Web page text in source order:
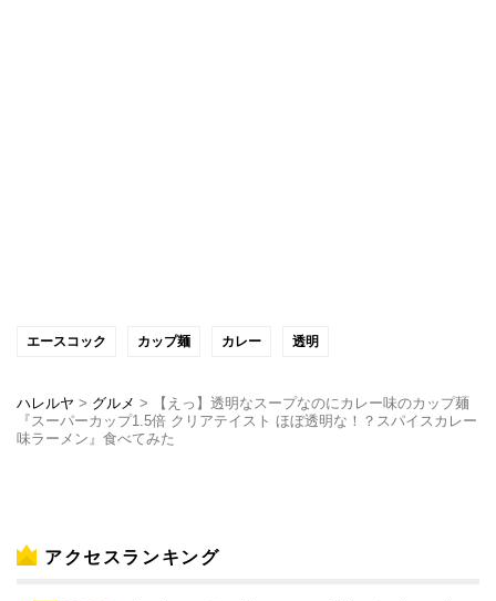
エースコック カップ麺 カレー 透明
ハレルヤ > グルメ >
【えっ】透明なスープなのにカレー味のカップ麺
『スーパーカップ1.5倍 クリアテイスト ほぼ透明な！？スパイスカレー
味ラーメン』食べてみた
アクセスランキング